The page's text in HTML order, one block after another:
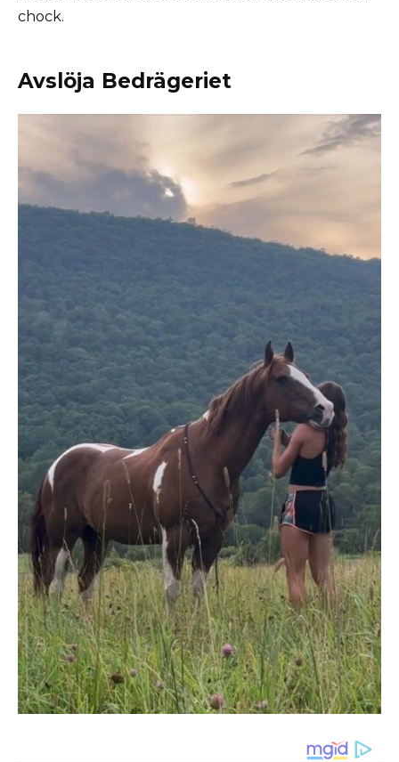
chock.
Avslöja Bedrägeriet